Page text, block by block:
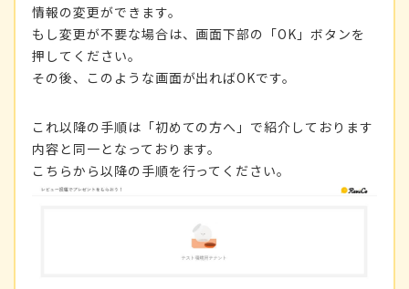
情報の変更ができます。
もし変更が不要な場合は、画面下部の「OK」ボタンを
押してください。
その後、このような画面が出ればOKです。
これ以降の手順は「初めての方へ」で紹介しております
内容と同一となっております。
こちらから以降の手順を行ってください。